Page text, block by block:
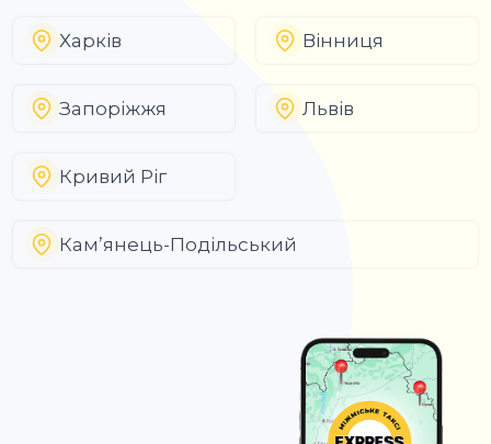
Харків Вінниця
Запоріжжя Львів
Кривий Ріг
Кам’янець-Подільський